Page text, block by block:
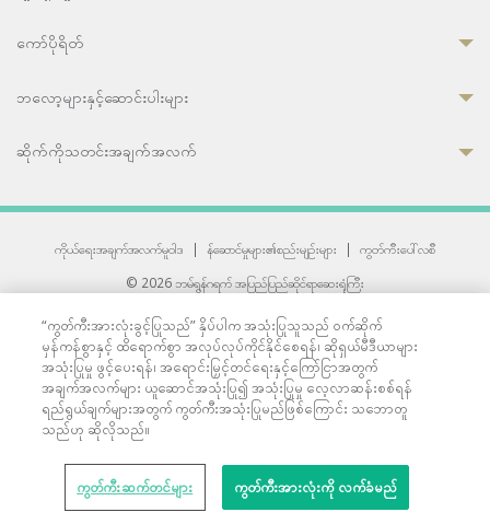
ကော်ပိုရိတ်
ဘလော့များနှင့်ဆောင်းပါးများ
ဆိုက်ကိုသတင်းအချက်အလက်
ကိုယ်ရေးအချက်အလက်မူဝါဒ | န်ဆောင်မှုများ၏စည်းမျဉ်းများ |
ကွတ်ကီးပေါ်လစီ
© 2026 ဘမ်ရွန်ဂရက် အပြည်ပြည်ဆိုင်ရာဆေးရုံကြီး
33 Sukhumvit 3, Wattana, Bangkok 10110 Thailand.
All rights reserved.
“ကွတ်ကီးအားလုံးခွင့်ပြုသည်” နှိပ်ပါက အသုံးပြုသူသည် ဝက်ဆိုက်
မှန်ကန်စွာနှင့် ထိရောက်စွာ အလုပ်လုပ်ကိုင်နိုင်စေရန်၊ ဆိုရှယ်မီဒီယာများ
အသုံးပြုမှု ဖွင့်ပေးရန်၊ အရောင်းမြှင့်တင်ရေးနှင့်ကြော်ငြာအတွက်
အချက်အလက်များ ယူဆောင်အသုံးပြု၍ အသုံးပြုမှု လေ့လာဆန်းစစ်ရန်
ရည်ရွယ်ချက်များအတွက် ကွတ်ကီးအသုံးပြုမည်ဖြစ်ကြောင်း သဘောတူ
သည်ဟု ဆိုလိုသည်။
ကွတ်ကီးဆက်တင်များ ကွတ်ကီးအားလုံးကို လက်ခံမည်